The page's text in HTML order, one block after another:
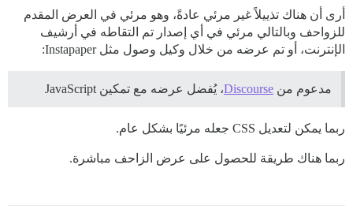
أرى أن هناك تذييلاً غير مرئي عادةً، وهو مرئي في العرض المقدم
للزواحف وبالتالي مرئي في أي إصدار تم التقاطه في أرشيف
الإنترنت، أو تم عرضه من خلال وكيل وصول مثل Instapaper:
مدعوم من Discourse، يُفضل عرضه مع تمكين JavaScript
ربما يمكن لتعديل CSS جعله مرئيًا بشكل عام.
ربما هناك طريقة للحصول على عرض الزاحف مباشرة.